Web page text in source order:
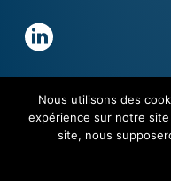
AXLO
Protection des
Nous utilisons des
expérience sur notre
site, nous